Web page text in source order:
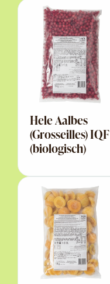
Hele Aalbes
(Grosseilles) IQF
(biologisch)